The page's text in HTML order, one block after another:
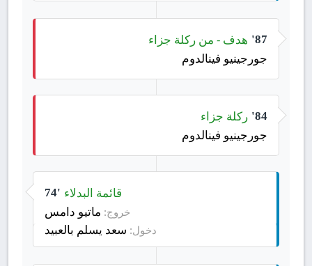
87' هدف - من ركلة جزاء
جورجينيو فينالدوم
84' ركلة جزاء
جورجينيو فينالدوم
74' قائمة البدلاء
خروج: ماتيو دامس
دخول: سعد يسلم بالعبيد